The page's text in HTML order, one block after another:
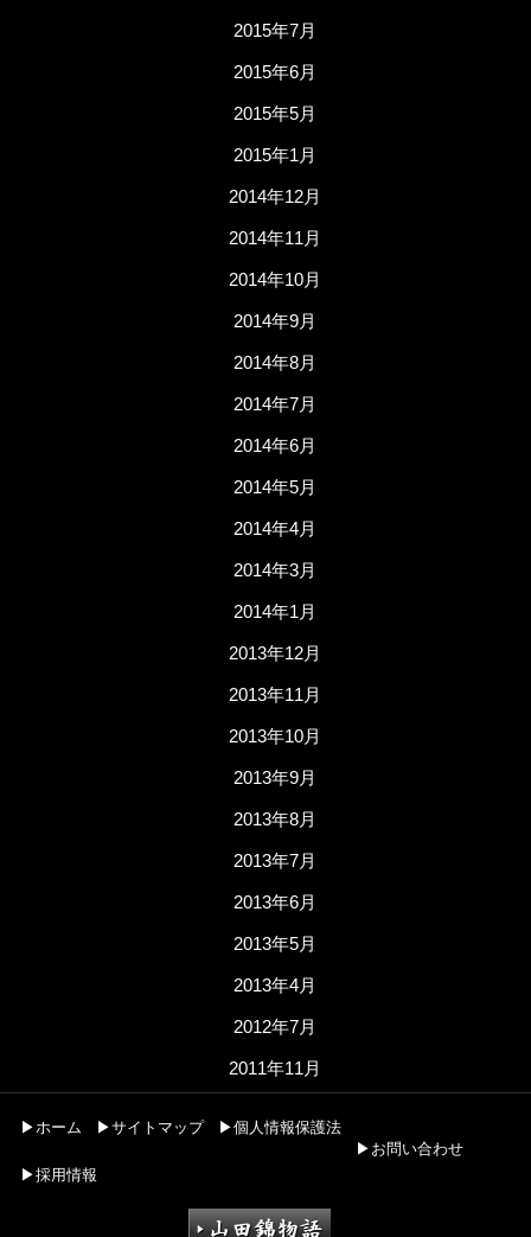
2015年7月
2015年6月
2015年5月
2015年1月
2014年12月
2014年11月
2014年10月
2014年9月
2014年8月
2014年7月
2014年6月
2014年5月
2014年4月
2014年3月
2014年1月
2013年12月
2013年11月
2013年10月
2013年9月
2013年8月
2013年7月
2013年6月
2013年5月
2013年4月
2012年7月
2011年11月
▶ホーム ▶サイトマップ
▶個人情報保護法
▶お問い合わせ
▶採用情報